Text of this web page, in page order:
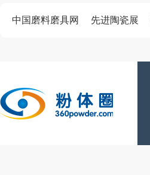
中国磨料磨具网 先进陶瓷展